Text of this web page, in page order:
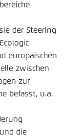
der Steering
europäischen
zwischen
zur
befasst, u.a.
die
Anmelden
Benutzerkonto?
im Browser